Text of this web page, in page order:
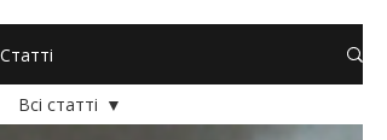
Статті
Всі статті